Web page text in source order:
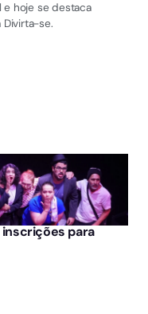
hoje se destaca
se.
para